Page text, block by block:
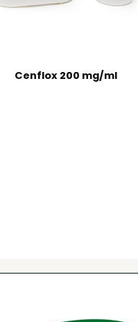
Cenflox 200 mg/ml